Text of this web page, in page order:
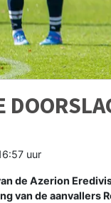
uur
de Azerion
van de aanvallers